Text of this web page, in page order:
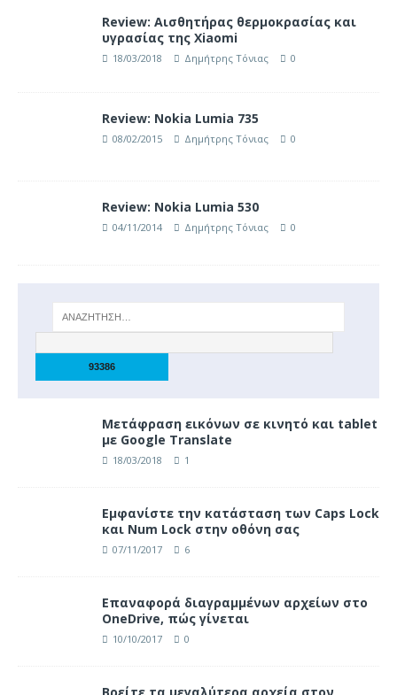
Review: Αισθητήρας θερμοκρασίας και
υγρασίας της Xiaomi
18/03/2018 Δημήτρης Τόνιας 0
Review: Nokia Lumia 735
08/02/2015 Δημήτρης Τόνιας 0
Review: Nokia Lumia 530
04/11/2014 Δημήτρης Τόνιας 0
Μετάφραση εικόνων σε κινητό και tablet
με Google Translate
18/03/2018 1
Eμφανίστε την κατάσταση των Caps Lock
και Num Lock στην οθόνη σας
07/11/2017 6
Επαναφορά διαγραμμένων αρχείων στο
OneDrive, πώς γίνεται
10/10/2017 0